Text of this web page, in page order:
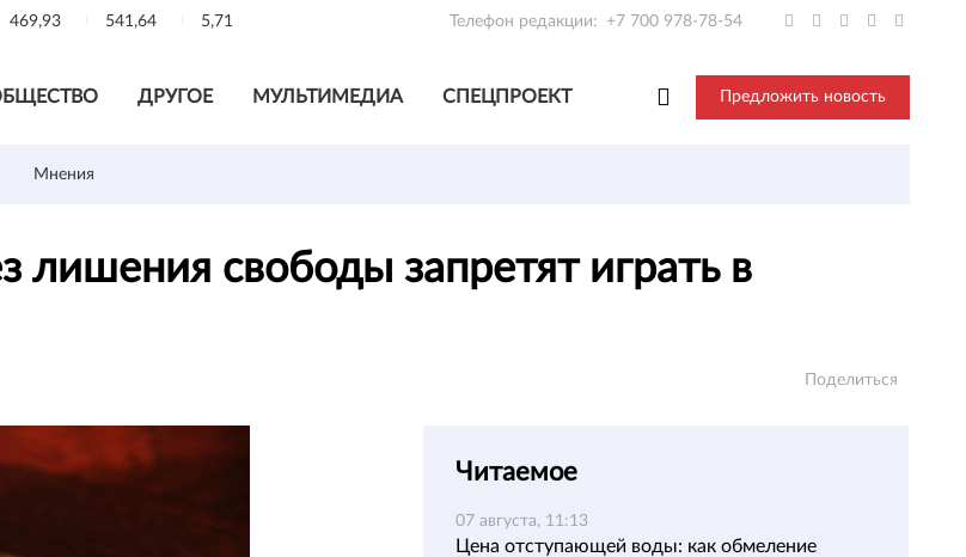
469,93 541,64 5,71 Телефон редакции: +7 700 978-78-54
ДРУГОЕ МУЛЬТИМЕДИА СПЕЦПРОЕКТ Предложить новость
Мнения
лишения свободы запретят играть в
Поделиться
Читаемое
07 августа, 11:13
Цена отступающей воды: как обмеление